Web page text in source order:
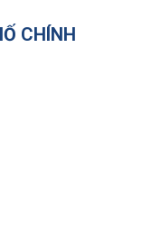
CHÍNH